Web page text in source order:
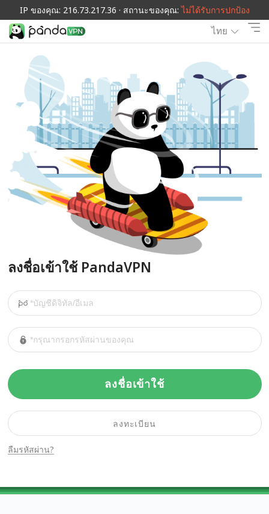
IP ของคุณ: 216.73.217.36 · สถานะของคุณ:ไม่ได้รับการปกป้อง
ไทย
ลงชื่อเข้าใช้ PandaVPN
ลงชื่อเข้าใช้
ลืมรหัสผ่าน?
ลงทะเบียน